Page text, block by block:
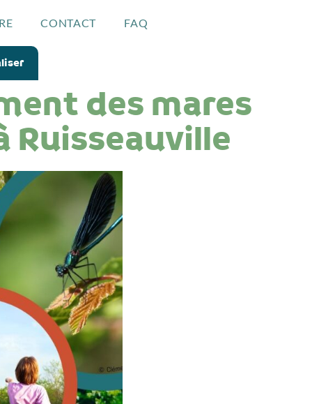
CONTACT FAQ
des mares
Ruisseauville